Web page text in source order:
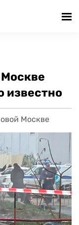
известно
Москве